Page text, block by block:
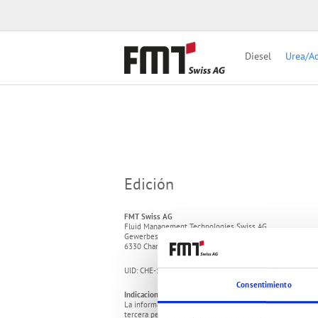
Consentimiento
Diesel Urea/
Edición
FMT Swiss AG
Fluid Management Technologies Swiss AG
Gewerbestrasse 6
6330 Cham / Suiza
UID: CHE-112.736.551
Indicaciones
La información de nuestra página, los logos e
tercera persona se encuentra recogido, sin ningún tipo